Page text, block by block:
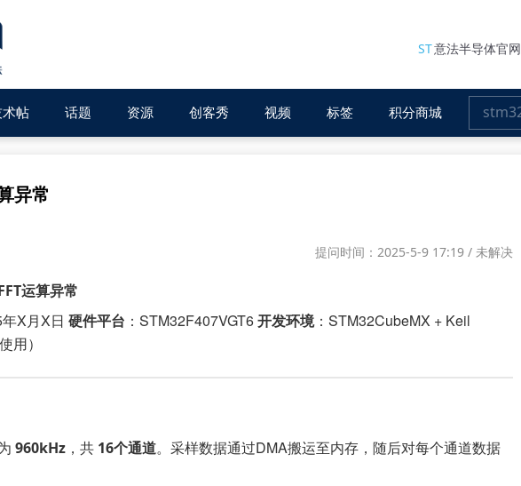
ST意法半导体官网
帖 话题 资源 创客秀 视频 标签 积分商城
异常
提问时间：2025-5-9 17:19 / 未解决
运算异常
X月X日 硬件平台 ：STM32F407VGT6开发环境：STM32CubeMX + Keil
用）
960kHz，共 16个通道。采样数据通过DMA搬运至内存，随后对每个通道数据